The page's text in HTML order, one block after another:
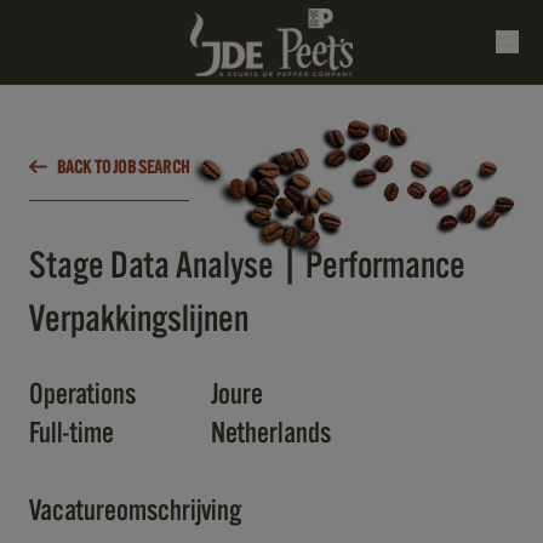
BACK TO JOB SEARCH
Stage Data Analyse | Performance
Verpakkingslijnen
Operations
Joure
Full-time
Netherlands
Vacatureomschrijving